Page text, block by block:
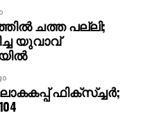
ചരിത്രത്തെ
തിരിച്ചടിച്ചു.
ചത്ത പല്ലി;
യുവാവ്
ഫിക്‌സ്ച്ചര്‍;